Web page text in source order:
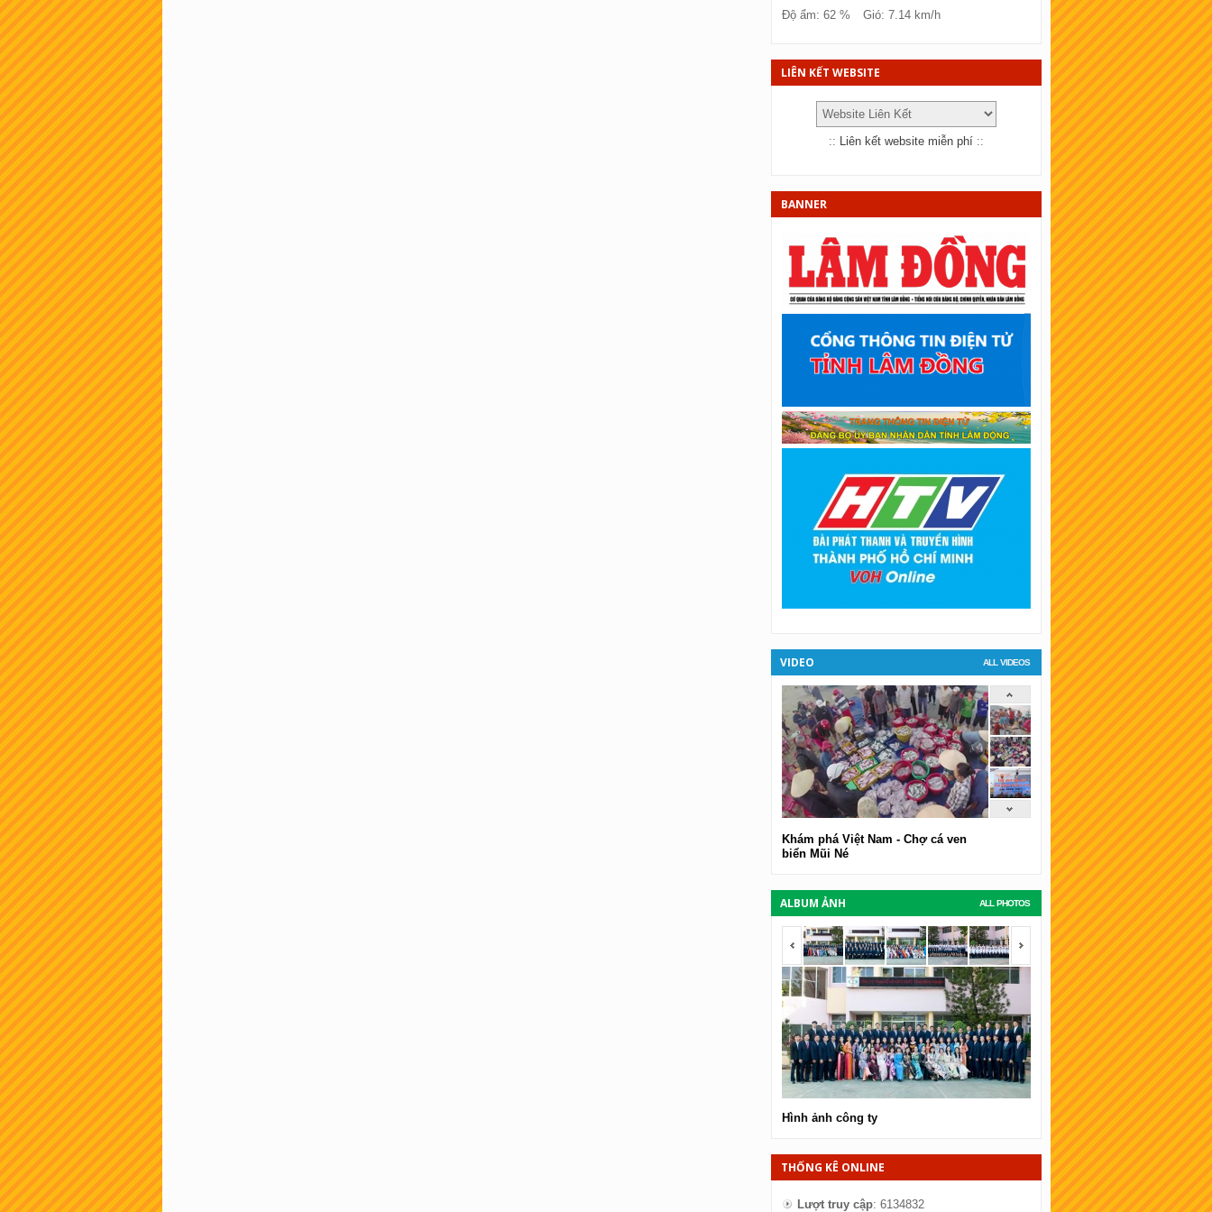
XSKT Bắc Ninh
XSKT Bến Tre
XSKT Sóc Trăng
XSKT Cần Thơ
XSKT An Giang
XSKT Bình Thuận
XSKT Vĩnh Long
XSKT Bình Dương
XSKT Long An
XSKT Bình Phước
XSKT Tiền Giang
XSKT Đà Lạt
Độ ẩm: 62 % Gió: 7.14 km/h
LIÊN KẾT WEBSITE
:: Liên kết website miễn phí::
BANNER
ALL VIDEOS
VIDEO
Khám phá Việt Nam - Chợ cá ven
biển Mũi Né
ALL PHOTOS
ALBUM ẢNH
<span></span> <span></span>
Hình ảnh công ty Hình ảnh công ty
THỐNG KÊ ONLINE
Lượt truy cập: 6134832